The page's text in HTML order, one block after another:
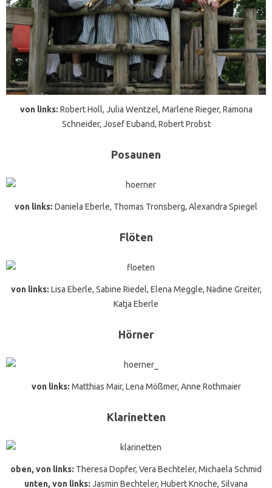
von links: Robert Holl, Julia Wentzel, Marlene Rieger, Ramona
Schneider, Josef Euband, Robert Probst
Posaunen
von links: Daniela Eberle, Thomas Tronsberg, Alexandra Spiegel
Flöten
von links: Lisa Eberle, Sabine Riedel, Elena Meggle, Nadine Greiter,
Katja Eberle
Hörner
von links: Matthias Mair, Lena Mößmer, Anne Rothmaier
Klarinetten
oben, von links: Theresa Dopfer, Vera Bechteler, Michaela Schmid
unten, von links: Jasmin Bechteler, Hubert Knoche, Silvana